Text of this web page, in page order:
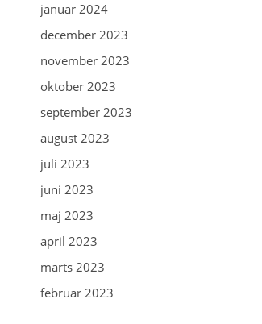
januar 2024
december 2023
november 2023
oktober 2023
september 2023
august 2023
juli 2023
juni 2023
maj 2023
april 2023
marts 2023
februar 2023